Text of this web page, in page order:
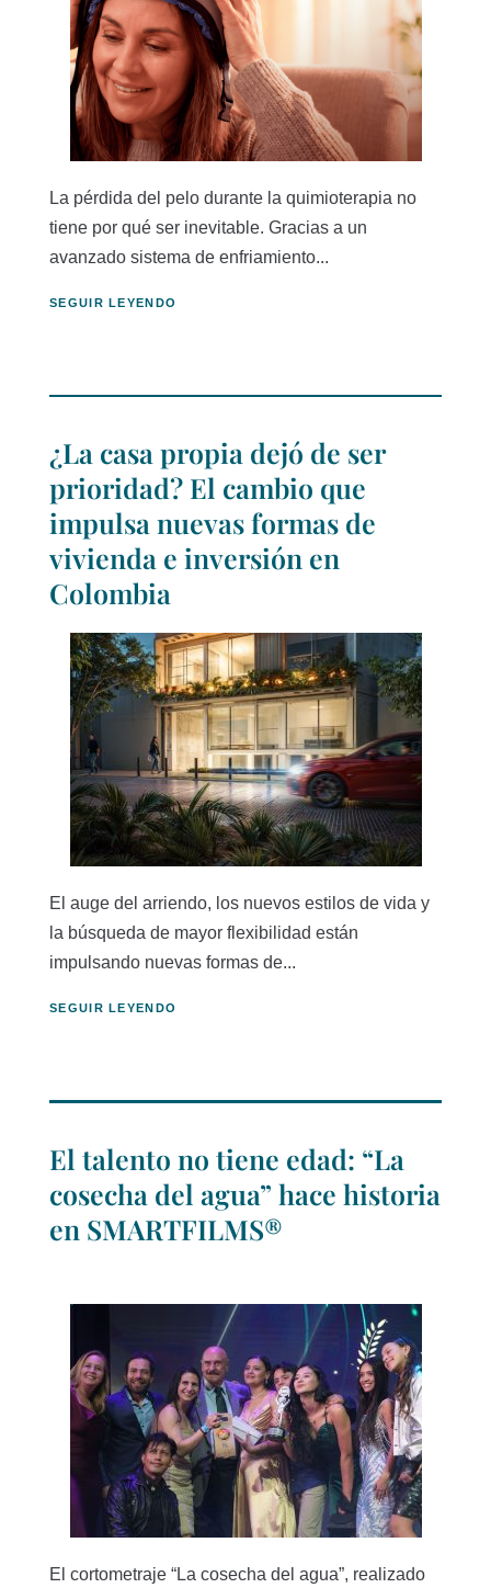
La pérdida del pelo durante la quimioterapia no
tiene por qué ser inevitable. Gracias a un
avanzado sistema de enfriamiento...
SEGUIR LEYENDO
¿La casa propia dejó de ser
prioridad? El cambio que
impulsa nuevas formas de
vivienda e inversión en
Colombia
El auge del arriendo, los nuevos estilos de vida y
la búsqueda de mayor flexibilidad están
impulsando nuevas formas de...
SEGUIR LEYENDO
El talento no tiene edad: “La
cosecha del agua” hace historia
en SMARTFILMS®
El cortometraje “La cosecha del agua”, realizado